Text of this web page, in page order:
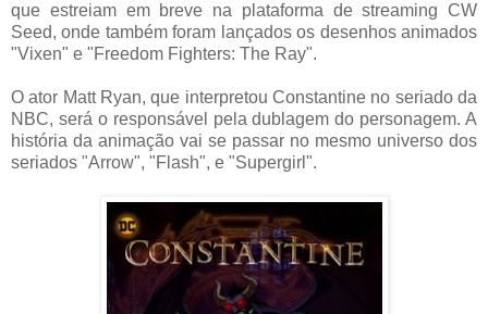
que estreiam em breve na plataforma de streaming CW
Seed, onde também foram lançados os desenhos animados
"Vixen" e "Freedom Fighters: The Ray".
O ator Matt Ryan, que interpretou Constantine no seriado da
NBC, será o responsável pela dublagem do personagem. A
história da animação vai se passar no mesmo universo dos
seriados "Arrow", "Flash", e "Supergirl".